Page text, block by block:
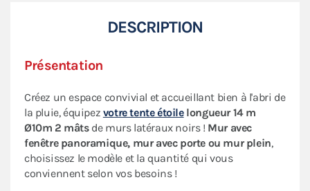
DESCRIPTION
Présentation
Créez un espace convivial et accueillant bien à l'abri de
la pluie, équipez votre tente étoile longueur 14 m
Ø10m 2 mâtsde murs latéraux noirs ! Mur avec
fenêtre panoramique, mur avec porte ou mur plein,
choisissez le modèle et la quantité qui vous
conviennent selon vos besoins !